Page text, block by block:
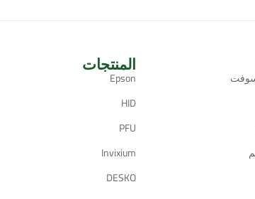
المنتجات
Epson
HID
PFU
Invixium
DESKO